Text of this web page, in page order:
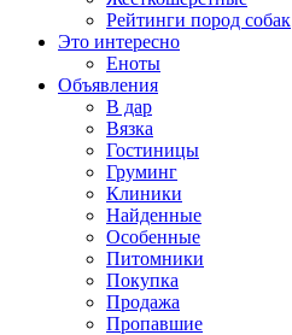
Рейтинги пород собак
Это интересно
Еноты
Объявления
В дар
Вязка
Гостиницы
Груминг
Клиники
Найденные
Особенные
Питомники
Покупка
Продажа
Пропавшие